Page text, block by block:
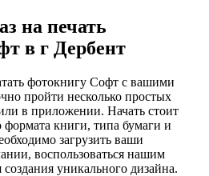
на печать
в г Дербент
фотокнигу Софт с вашими
пройти несколько простых
в приложении. Начать стоит
формата книги, типа бумаги и
загрузить ваши
воспользоваться нашим
уникального дизайна.